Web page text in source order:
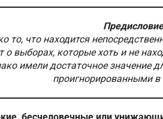
то, что находится
о выборах, которые хоть и не
имели достаточное значение
проигнорированными в